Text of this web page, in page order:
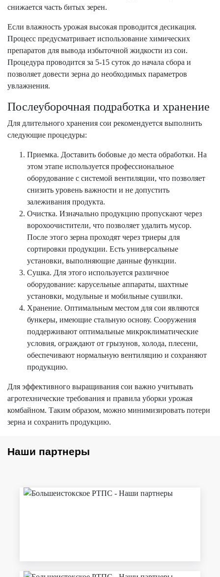
снижается часть битых зерен.
Если влажность урожая высокая проводится десикация.
Процесс предусматривает использование химических
препаратов для вывода избыточной жидкости из сои.
Процедура проводится за 5-15 суток до начала сбора и
позволяет довести зерна до необходимых параметров
увлажнения.
Послеуборочная подработка и хранение
Для длительного хранения сои рекомендуется выполнить
следующие процедуры:
Приемка. Доставить бобовые до места обработки. На
этом этапе используется профессиональное
оборудование с системой вентиляции, что позволяет
снизить уровень важности и не допустить
залеживания продукта.
Очистка. Изначально продукцию пропускают через
ворохоочистители, что позволяет удалить мусор.
После этого зерна проходят через триеры для
сортировки продукции. Есть универсальные
установки, выполняющие данные функции.
Сушка. Для этого используется различное
оборудование: карусельные аппараты, шахтные
установки, модульные и мобильные сушилки.
Хранение. Оптимальным местом для сои являются
бункеры, имеющие стальную основу. Сооружения
поддерживают оптимальные микроклиматические
условия, ограждают от грызунов, холода, плесени,
обеспечивают нормальную вентиляцию и сохраняют
продукцию.
Для эффективного выращивания сои важно учитывать
агротехнические требования и правила уборки урожая
комбайном. Таким образом, можно минимизировать потери
зерна и сохранить продукцию.
Наши партнеры